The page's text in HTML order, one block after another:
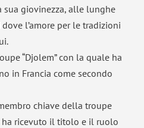
sua giovinezza, alle lunghe
l’amore per le tradizioni
“Djolem” con la quale ha
in Francia come secondo
chiave della troupe
ha ricevuto il titolo e il ruolo